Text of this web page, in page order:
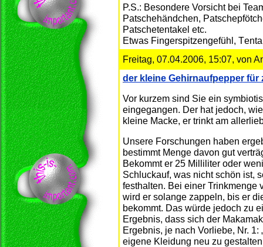
P.S.: Besondere Vorsicht bei
Patschehändchen,
Patschetentakel etc.
Etwas Fingerspitzengefühl,
Freitag, 07.04.2006, 15:07, von
der kleine Gehirnaufpepper für
Vor kurzem sind Sie ein
eingegangen. Der hat jedoch,
kleine Macke, er trinkt am
Unsere Forschungen haben
bestimmt Menge davon gut
Bekommt er 25 Milliliter oder
Schluckauf, was nicht schön ist,
festhalten. Bei einer Trinkmenge
wird er solange zappeln, bis er
bekommt. Das würde jedoch zu
Ergebnis, dass sich der
Ergebnis, je nach Vorliebe, Nr.
eigene Kleidung neu zu